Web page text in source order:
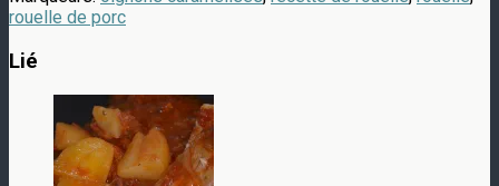
rouelle de porc
Lié